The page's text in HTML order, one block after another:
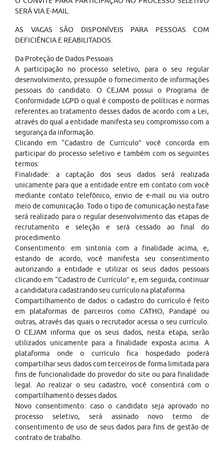
SERÁ VIA E-MAIL.
AS VAGAS SÃO DISPONÍVEIS PARA PESSOAS COM
DEFICIÊNCIA E REABILITADOS.
Da Proteção de Dados Pessoais
A participação no processo seletivo, para o seu regular
desenvolvimento, pressupõe o fornecimento de informações
pessoais do candidato. O CEJAM possui o Programa de
Conformidade LGPD o qual é composto de políticas e normas
referentes ao tratamento desses dados de acordo com a Lei,
através do qual a entidade manifesta seu compromisso com a
segurança da informação.
Clicando em “Cadastro de Currículo” você concorda em
participar do processo seletivo e também com os seguintes
termos:
Finalidade: a captação dos seus dados será realizada
unicamente para que a entidade entre em contato com você
mediante contato telefônico, envio de e-mail ou via outro
meio de comunicação. Todo o tipo de comunicação nesta fase
será realizado para o regular desenvolvimento das etapas de
recrutamento e seleção e será cessado ao final do
procedimento.
Consentimento: em sintonia com a finalidade acima, e,
estando de acordo, você manifesta seu consentimento
autorizando a entidade e utilizar os seus dados pessoais
clicando em “Cadastro de Currículo” e, em seguida, continuar
a candidatura cadastrando seu currículo na plataforma.
Compartilhamento de dados: o cadastro do currículo é feito
em plataformas de parceiros como CATHO, Pandapé ou
outras, através das quais o recrutador acessa o seu currículo.
O CEJAM informa que os seus dados, nesta etapa, serão
utilizados unicamente para a finalidade exposta acima. A
plataforma onde o currículo fica hospedado poderá
compartilhar seus dados com terceiros de forma limitada para
fins de funcionalidade do provedor do site ou para finalidade
legal. Ao realizar o seu cadastro, você consentirá com o
compartilhamento desses dados.
Novo consentimento: caso o candidato seja aprovado no
processo seletivo, será assinado novo termo de
consentimento de uso de seus dados para fins de gestão de
contrato de trabalho.